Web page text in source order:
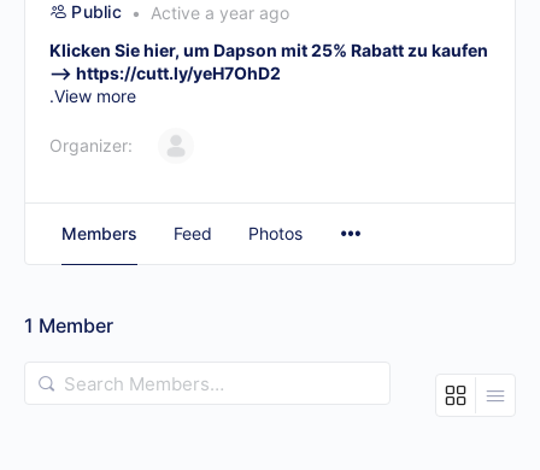
Public
Active a year ago
Klicken Sie hier, um Dapson mit 25% Rabatt zu kaufen
–> https://cutt.ly/yeH7OhD2
.View more
Organizer:
Members Feed Photos
1 Member
Search
Members…